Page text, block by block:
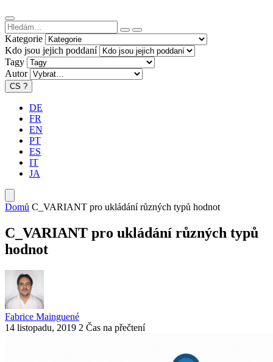
Kategorie
Kdo jsou jejich poddaní
Tagy
Autor
CS ?
DE
FR
EN
PT
ES
IT
JA
Domů C_VARIANT pro ukládání různých typů hodnot
C_VARIANT pro ukládání různých typů
hodnot
Fabrice Mainguené
14 listopadu, 2019 2 Čas na přečtení